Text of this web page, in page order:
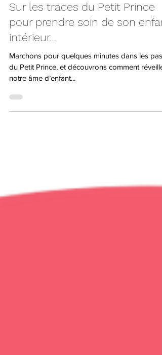
1 févr. 2021 6 min de lecture
Sur les traces du Petit Prince
pour prendre soin de son
intérieur…
Marchons pour quelques minutes dans les pas
notre âme d’enfant...